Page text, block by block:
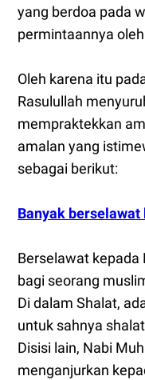
yang berdoa pada
permintaannya
Oleh karena itu
Rasulullah
mempraktekkan
amalan yang
sebagai berikut:
Banyak
Berselawat kepada
bagi seorang
Di dalam Shalat,
untuk sahnya
Disisi lain, Nabi
menganjurkan